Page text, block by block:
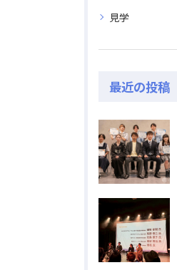
見学
最近の投稿